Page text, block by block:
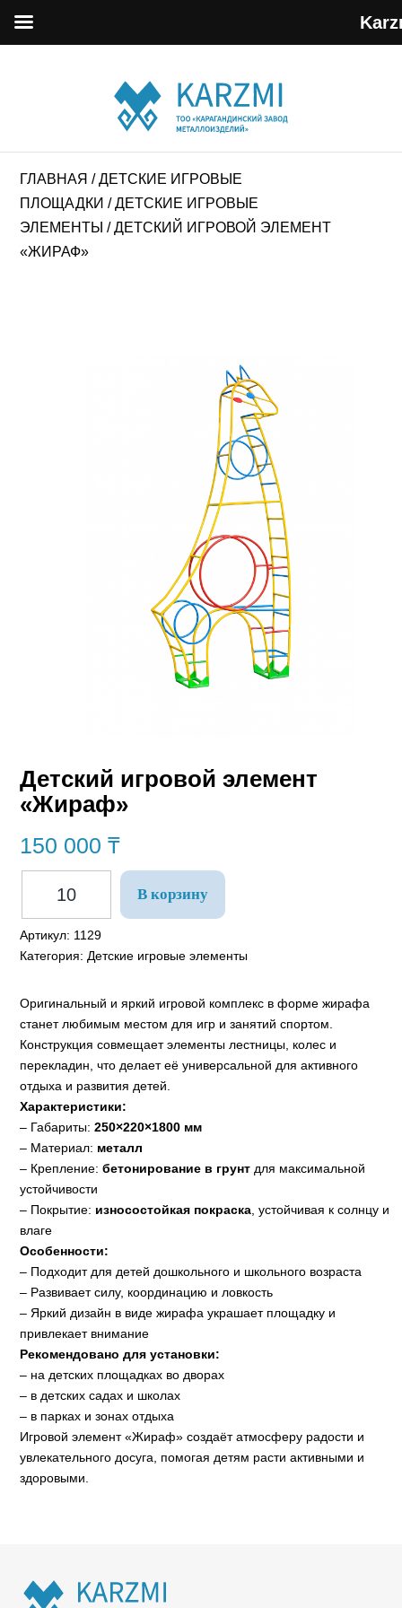
ГЛАВНАЯ /ДЕТСКИЕ ИГРОВЫЕ
ПЛОЩАДКИ /ДЕТСКИЕ ИГРОВЫЕ
ЭЛЕМЕНТЫ / ДЕТСКИЙ ИГРОВОЙ ЭЛЕМЕНТ
«ЖИРАФ»
Детский игровой элемент
«Жираф»
150 000₸
В корзину
Артикул: 1129
Категория: Детские игровые элементы
Оригинальный и яркий игровой комплекс в форме жирафа
станет любимым местом для игр и занятий спортом.
Конструкция совмещает элементы лестницы, колес и
перекладин, что делает её универсальной для активного
отдыха и развития детей.
Характеристики:
– Габариты:250×220×1800 мм
– Материал: металл
– Крепление:бетонирование в грунт для максимальной
устойчивости
– Покрытие: износостойкая покраска , устойчивая к солнцу и
влаге
Особенности:
– Подходит для детей дошкольного и школьного возраста
– Развивает силу, координацию и ловкость
– Яркий дизайн в виде жирафа украшает площадку и
привлекает внимание
Рекомендовано для установки:
– на детских площадках во дворах
– в детских садах и школах
– в парках и зонах отдыха
Игровой элемент «Жираф» создаёт атмосферу радости и
увлекательного досуга, помогая детям расти активными и
здоровыми.